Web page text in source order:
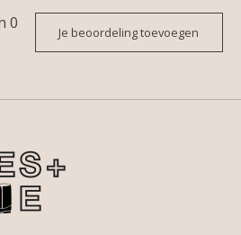
0
Je beoordeling toevoegen